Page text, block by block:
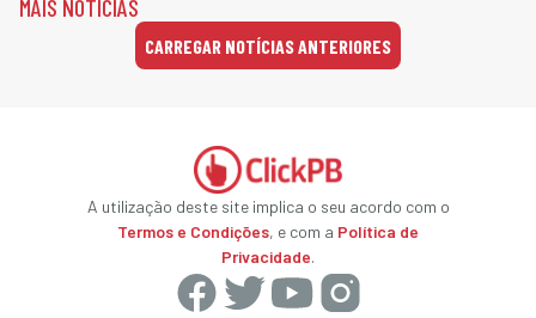
MAIS NOTÍCIAS
CARREGAR NOTÍCIAS ANTERIORES
A utilização deste site implica o seu acordo com o
Termos e Condições, e com a Política de
Privacidade.